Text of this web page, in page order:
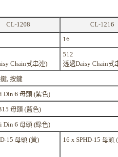
CL-1208 CL-1216
16
Chain式串連)
512
透過Daisy Chain式
, 按鍵
Din 6 母頭 (紫色)
母頭 (藍色)
Din 6 母頭 (綠色)
15 母頭 (黃) 16 x SPHD-15 母頭